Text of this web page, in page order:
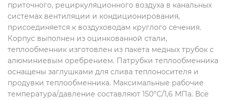
приточного, рециркуляционного воздуха в канальных
системах вентиляции и кондиционирования,
присоединяется к воздуховодам круглого сечения.
Корпус выполнен из оцинкованной стали,
теплообменник изготовлен из пакета медных трубок с
алюминиевым оребрением. Патрубки теплообменника
оснащены заглушками для слива теплоносителя и
продувки теплообменника. Максимальные рабочие
температура/давление составляют 150°С/1,6 МПа. Все